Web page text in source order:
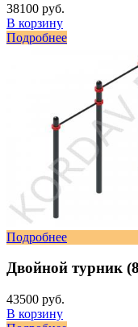
38100 руб.
В корзину
Подробнее
Подробнее
Двойной турник
43500 руб.
В корзину